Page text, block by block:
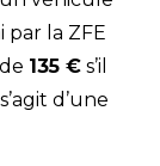
la ZFE
135 € s’il
s’agit d’une